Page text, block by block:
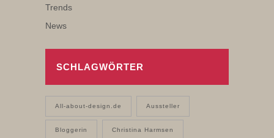
Trends
News
SCHLAGWÖRTER
All-about-design.de Aussteller
Bloggerin Christina Harmsen